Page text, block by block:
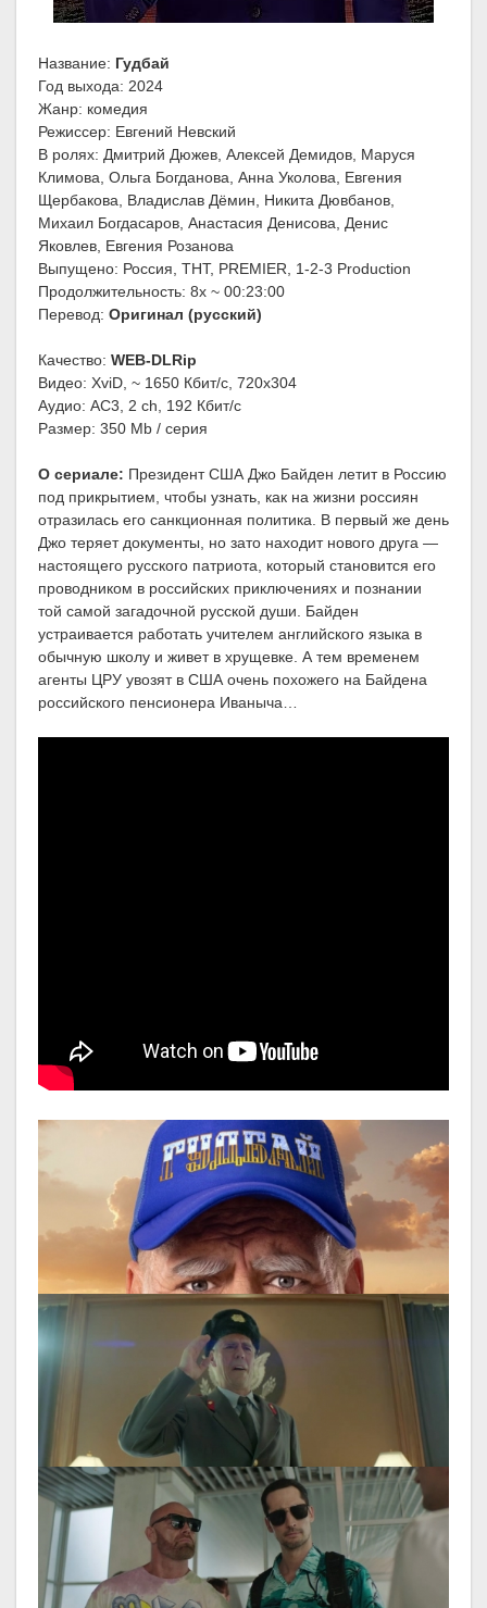
Название: Гудбай
Год выхода: 2024
Жанр: комедия
Режиссер: Евгений Невский
В ролях: Дмитрий Дюжев, Алексей Демидов, Маруся
Климова, Ольга Богданова, Анна Уколова, Евгения
Щербакова, Владислав Дёмин, Никита Дювбанов,
Михаил Богдасаров, Анастасия Денисова, Денис
Яковлев, Евгения Розанова
Выпущено: Россия, ТНТ, PREMIER, 1-2-3 Production
Продолжительность: 8x ~ 00:23:00
Перевод: Оригинал (русский)
Качество: WEB-DLRip
Видео: XviD, ~ 1650 Кбит/с, 720x304
Аудио: AC3, 2 ch, 192 Кбит/с
Размер: 350 Mb / серия
О сериале: Президент США Джо Байден летит в Россию
под прикрытием, чтобы узнать, как на жизни россиян
отразилась его санкционная политика. В первый же день
Джо теряет документы, но зато находит нового друга —
настоящего русского патриота, который становится его
проводником в российских приключениях и познании
той самой загадочной русской души. Байден
устраивается работать учителем английского языка в
обычную школу и живет в хрущевке. А тем временем
агенты ЦРУ увозят в США очень похожего на Байдена
российского пенсионера Иваныча…